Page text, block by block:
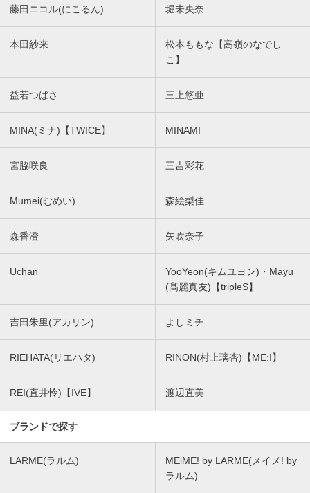
藤田ニコル(にこるん) 堀未央奈
本田紗来
松本ももな【高嶺のなでし
こ】
益若つばさ 三上悠亜
MINA(ミナ)【TWICE】 MINAMI
宮脇咲良 三吉彩花
Mumei(むめい) 森絵梨佳
森香澄 矢吹奈子
Uchan
YooYeon(キムユヨン)・Mayu
(髙麗真友)【tripleS】
吉田朱里(アカリン) よしミチ
RIEHATA(リエハタ) RINON(村上璃杏)【ME:I】
REI(直井怜)【IVE】 渡辺直美
ブランドで探す
LARME(ラルム)
MEiME! by LARME(メイメ! by
ラルム)